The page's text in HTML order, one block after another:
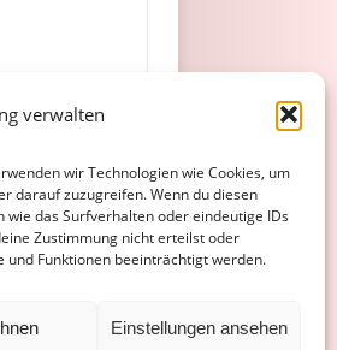
verwalten
wir Technologien wie Cookies, um
darauf zuzugreifen. Wenn du diesen
das Surfverhalten oder eindeutige IDs
Zustimmung nicht erteilst oder
Funktionen beeinträchtigt werden.
Einstellungen ansehen
COOKIE-RICHTLINIE (EU)